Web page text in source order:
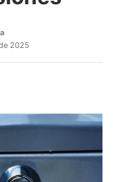
2025